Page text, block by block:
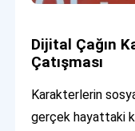
Dijital Çağın
Çatışması
Karakterlerin
gerçek hayattaki